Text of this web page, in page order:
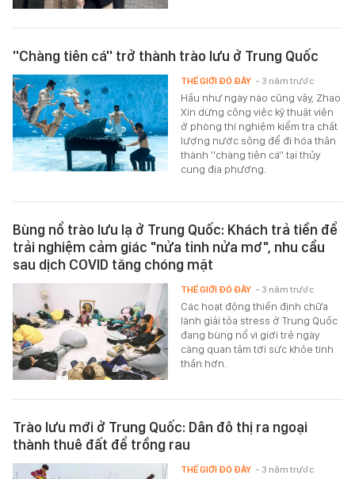
''Chàng tiên cá'' trở thành trào lưu ở Trung Quốc
Hầu như ngày nào cũng vậy, Zhao
Xin dừng công việc kỹ thuật viên
ở phòng thí nghiệm kiểm tra chất
lượng nước sông để đi hóa thân
thành ''chàng tiên cá'' tại thủy
cung địa phương.
THẾ GIỚI ĐÓ ĐÂY - 3 năm trước
Bùng nổ trào lưu lạ ở Trung Quốc: Khách trả tiền để
trải nghiệm cảm giác "nửa tỉnh nửa mơ", nhu cầu
sau dịch COVID tăng chóng mặt
Các hoạt động thiền định chữa
lành giải tỏa stress ở Trung Quốc
đang bùng nổ vì giới trẻ ngày
càng quan tâm tới sức khỏe tinh
thần hơn.
THẾ GIỚI ĐÓ ĐÂY - 3 năm trước
Trào lưu mới ở Trung Quốc: Dân đô thị ra ngoại
thành thuê đất để trồng rau
THẾ GIỚI ĐÓ ĐÂY - 3 năm trước